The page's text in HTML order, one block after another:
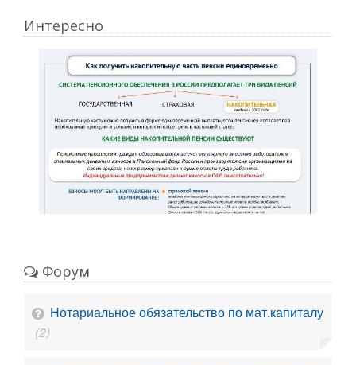
Интересно
Форум
Нотариальное обязательство по мат.капиталу
(2)